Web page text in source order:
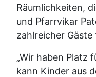
Räumlichkeiten,
und Pfarrvikar
zahlreicher
„Wir haben Platz
kann Kinder aus